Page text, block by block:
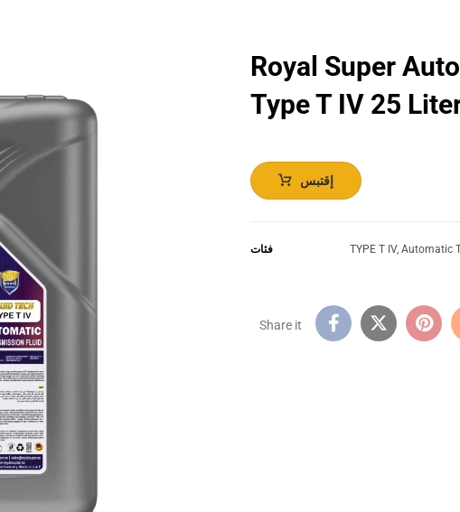
Royal Super
Type T IV 25
إقتبس
فئات TYPE T IV,Automatic